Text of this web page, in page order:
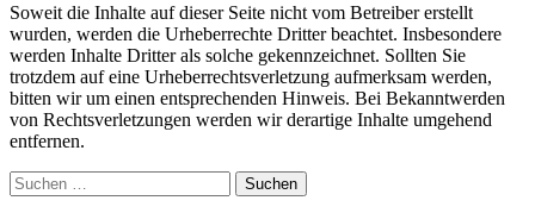
Soweit die Inhalte auf dieser Seite nicht vom Betreiber erstellt
wurden, werden die Urheberrechte Dritter beachtet. Insbesondere
werden Inhalte Dritter als solche gekennzeichnet. Sollten Sie
trotzdem auf eine Urheberrechtsverletzung aufmerksam werden,
bitten wir um einen entsprechenden Hinweis. Bei Bekanntwerden
von Rechtsverletzungen werden wir derartige Inhalte umgehend
entfernen.
Suchen
nach: